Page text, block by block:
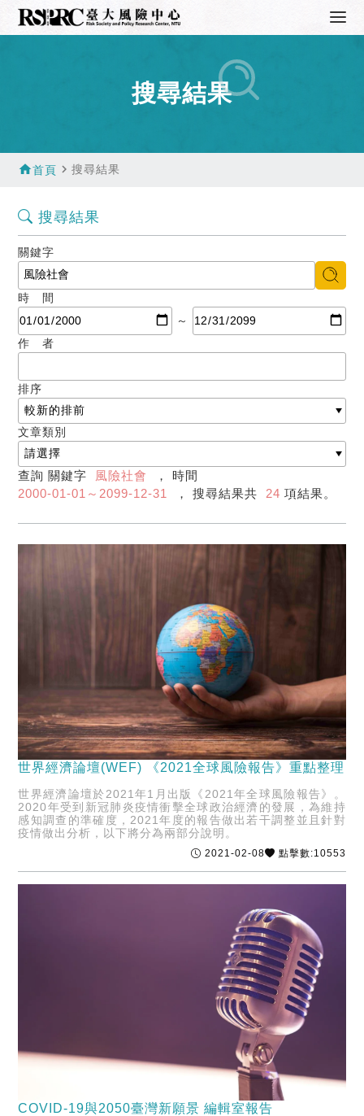
搜尋結果
home首頁 navigate_next搜尋結果
搜尋結果
關鍵字
時 間
～
作 者
排序
文章類別
查詢 關鍵字 風險社會
， 時間
2000-01-01～2099-12-31
， 搜尋結果共 24 項結果。
世界經濟論壇(WEF) 《2021全球風險報告》重點整理
世界經濟論壇於2021年1月出版《2021年全球風險報告》。
2020年受到新冠肺炎疫情衝擊全球政治經濟的發展，為維持
感知調查的準確度，2021年度的報告做出若干調整並且針對
疫情做出分析，以下將分為兩部分說明。
2021-02-08 點擊數:10553
COVID-19與2050臺灣新願景 編輯室報告